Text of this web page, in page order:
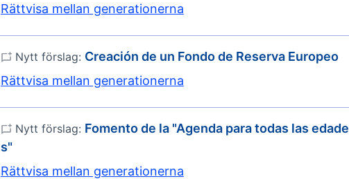
Rättvisa mellan generationerna
Nytt förslag: Creación de un Fondo de Reserva Europeo
Rättvisa mellan generationerna
Nytt förslag: Fomento de la "Agenda para todas las edade
s"
Rättvisa mellan generationerna